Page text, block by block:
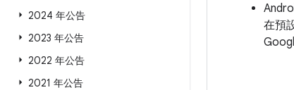
2024 年公告
2023 年公告
2022 年公告
2021 年公告
在預